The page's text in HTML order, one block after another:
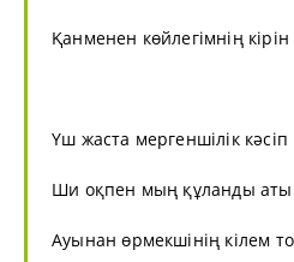
Қанменен көйлегімнің
Үш жаста мергеншілік
Ши оқпен мың құланды
Ауынан өрмекшінің кілем